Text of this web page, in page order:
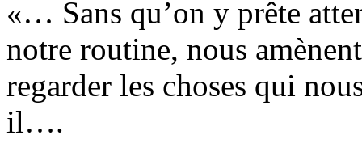
«… Sans qu’on y prête
notre routine, nous
regarder les choses qui
il….